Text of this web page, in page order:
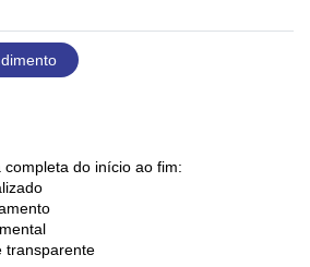
do início ao fim:
transparente